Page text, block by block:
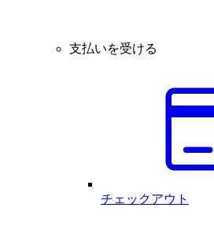
支払いを受ける
チェックアウト